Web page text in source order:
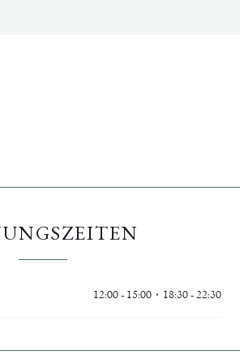
12:00 - 15:00 • 18:30 - 22:30